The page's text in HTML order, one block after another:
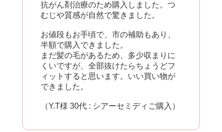
抗がん剤治療のため購入しました。つ
むじや質感が自然で驚きました。
お値段もお手頃で、市の補助もあり、
半額で購入できました。
まだ髪の毛があるため、多少収まりに
くいですが、全部抜けたらちょうどフ
ィットすると思います。いい買い物が
できました。
（Y.T様 30代 : シアーセミディご購入）